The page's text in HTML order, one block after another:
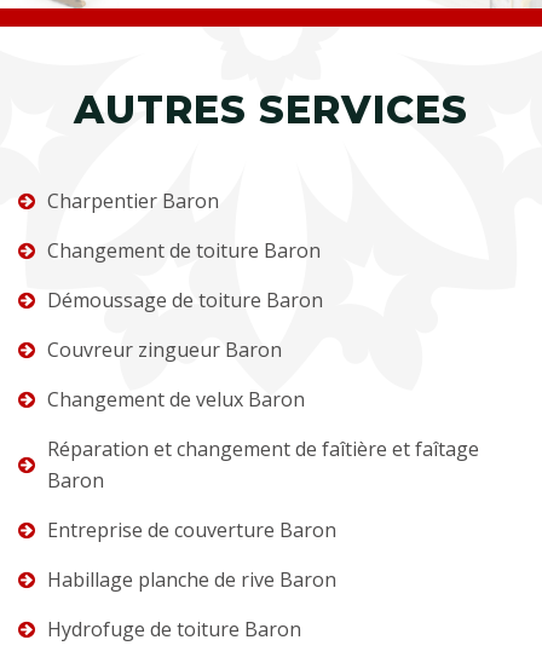
AUTRES SERVICES
Charpentier Baron
Changement de toiture Baron
Démoussage de toiture Baron
Couvreur zingueur Baron
Changement de velux Baron
Réparation et changement de faîtière et faîtage
Baron
Entreprise de couverture Baron
Habillage planche de rive Baron
Hydrofuge de toiture Baron